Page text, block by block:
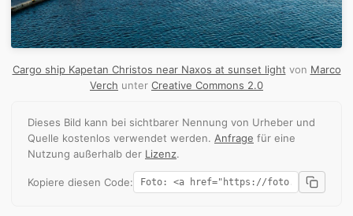
Cargo ship Kapetan Christos near Naxos at sunset light von Marco
Verch unter Creative Commons 2.0
Dieses Bild kann bei sichtbarer Nennung von Urheber und
Quelle kostenlos verwendet werden. Anfrage für eine
Nutzung außerhalb der Lizenz.
Kopiere diesen Code: